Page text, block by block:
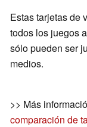
Estas tarjetas de
todos los juegos
sólo pueden ser
medios.
>> Más
comparación de